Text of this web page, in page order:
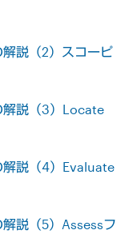
説（2）スコーピ
解説（3）Locate
解説（4）Evaluate
説（5）Assessフ